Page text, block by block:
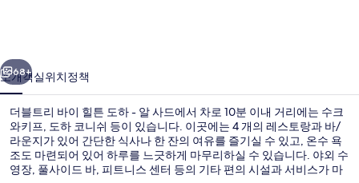
튼
도
하
알
다음
68+
소개객실위치정책
더블트리 바이 힐튼 도하 - 알 사드에서 차로 10분 이내 거리에는 수크
와키프, 도하 코니쉬 등이 있습니다. 이곳에는 4 개의 레스토랑과 바/
라운지가 있어 간단한 식사나 한 잔의 여유를 즐기실 수 있고, 온수 욕
조도 마련되어 있어 하루를 느긋하게 마무리하실 수 있습니다. 야외 수
영장, 풀사이드 바, 피트니스 센터 등의 기타 편의 시설과 서비스가 마